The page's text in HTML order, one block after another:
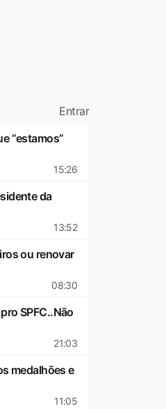
Entrar
“estamos”
15:26
da
13:52
ou renovar
08:30
SPFC..Não
21:03
medalhões e
11:05